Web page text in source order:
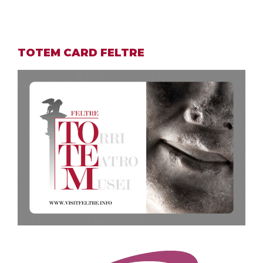
TOTEM CARD FELTRE